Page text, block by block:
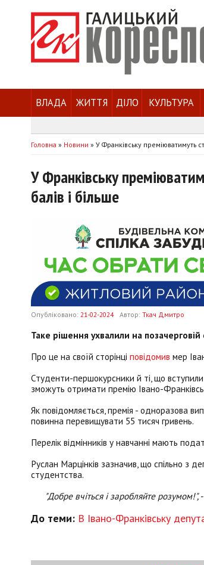
ВЛАДА ЖИТТЯ ДІЛО КУЛЬТУРА
Головна » Новини » У Франківську преміюватимуть
У Франківську
балів і більше
Опубліковано: 21-02-2024 Автор: Ткач Дмитро
Таке рішення ухвалили на
Про це на своїй сторінці повідомив мер
Студенти-першокурсники й ті, що
зможуть отримати премію Івано-
Як повідомляється, премія - одноразова
повинна перевищувати 55 тисяч гривень.
Перелік відмінників у навчанні мають
Руслан Марцінків зазначив, що спільно з
студентства.
"Добре вчіться і заробляйте
До теми: В Івано-Франківську